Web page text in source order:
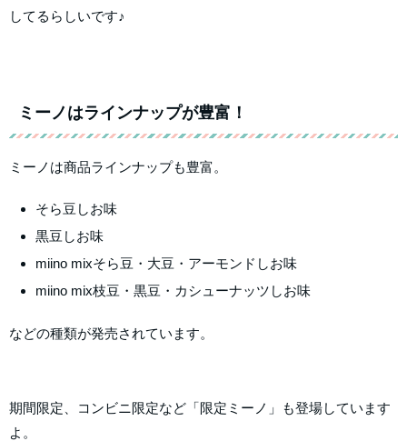
してるらしいです♪
ミーノはラインナップが豊富！
ミーノは商品ラインナップも豊富。
そら豆しお味
黒豆しお味
miino mixそら豆・大豆・アーモンドしお味
miino mix枝豆・黒豆・カシューナッツしお味
などの種類が発売されています。
期間限定、コンビニ限定など「限定ミーノ」も登場しています
よ。